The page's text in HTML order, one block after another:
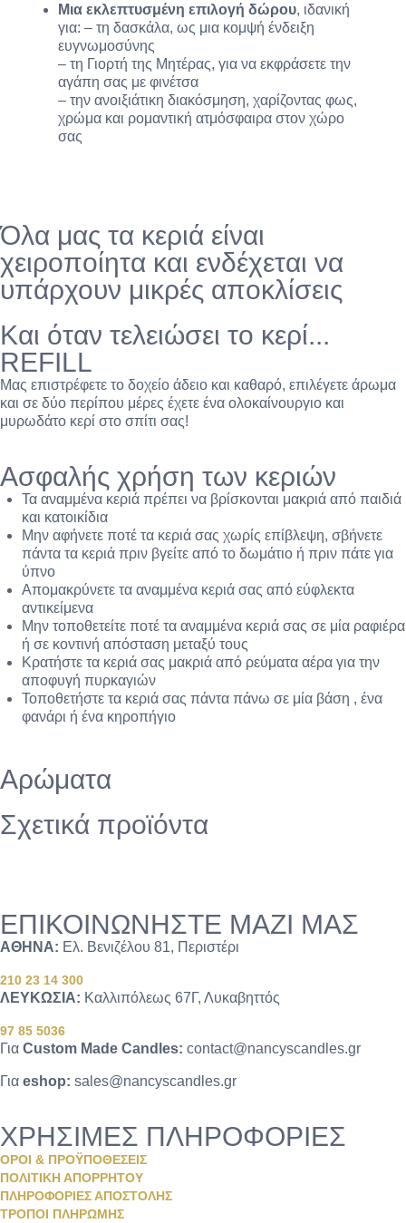
Μια εκλεπτυσμένη επιλογή δώρου, ιδανική
για: – τη δασκάλα, ως μια κομψή ένδειξη
ευγνωμοσύνης
– τη Γιορτή της Μητέρας, για να εκφράσετε την
αγάπη σας με φινέτσα
– την ανοιξιάτικη διακόσμηση, χαρίζοντας φως,
χρώμα και ρομαντική ατμόσφαιρα στον χώρο
σας
Όλα μας τα κεριά είναι
χειροποίητα και ενδέχεται να
υπάρχουν μικρές αποκλίσεις
Και όταν τελειώσει το κερί...
REFILL
Μας επιστρέφετε το δοχείο άδειο και καθαρό, επιλέγετε άρωμα
και σε δύο περίπου μέρες έχετε ένα ολοκαίνουργιο και
μυρωδάτο κερί στο σπίτι σας!
Ασφαλής χρήση των κεριών
Τα αναμμένα κεριά πρέπει να βρίσκονται μακριά από παιδιά
και κατοικίδια
Μην αφήνετε ποτέ τα κεριά σας χωρίς επίβλεψη, σβήνετε
πάντα τα κεριά πριν βγείτε από το δωμάτιο ή πριν πάτε για
ύπνο
Απομακρύνετε τα αναμμένα κεριά σας από εύφλεκτα
αντικείμενα
Μην τοποθετείτε ποτέ τα αναμμένα κεριά σας σε μία ραφιέρα
ή σε κοντινή απόσταση μεταξύ τους
Κρατήστε τα κεριά σας μακριά από ρεύματα αέρα για την
αποφυγή πυρκαγιών
Τοποθετήστε τα κεριά σας πάντα πάνω σε μία βάση , ένα
φανάρι ή ένα κηροπήγιο
Αρώματα
Σχετικά προϊόντα
ΕΠΙΚΟΙΝΩΝΗΣΤΕ ΜΑΖΙ ΜΑΣ
ΑΘΗΝΑ: Ελ. Βενιζέλου 81, Περιστέρι
210 23 14 300
ΛΕΥΚΩΣΙΑ: Καλλιπόλεως 67Γ, Λυκαβηττός
97 85 5036
Για Custom Made Candles: contact@nancyscandles.gr
Για eshop: sales@nancyscandles.gr
ΧΡΗΣΙΜΕΣ ΠΛΗΡΟΦΟΡΙΕΣ
ΟΡΟΙ & ΠΡΟΫΠΟΘΕΣΕΙΣ
ΠΟΛΙΤΙΚΗ ΑΠΟΡΡΗΤΟΥ
ΠΛΗΡΟΦΟΡΙΕΣ ΑΠΟΣΤΟΛΗΣ
ΤΡΟΠΟΙ ΠΛΗΡΩΜΗΣ